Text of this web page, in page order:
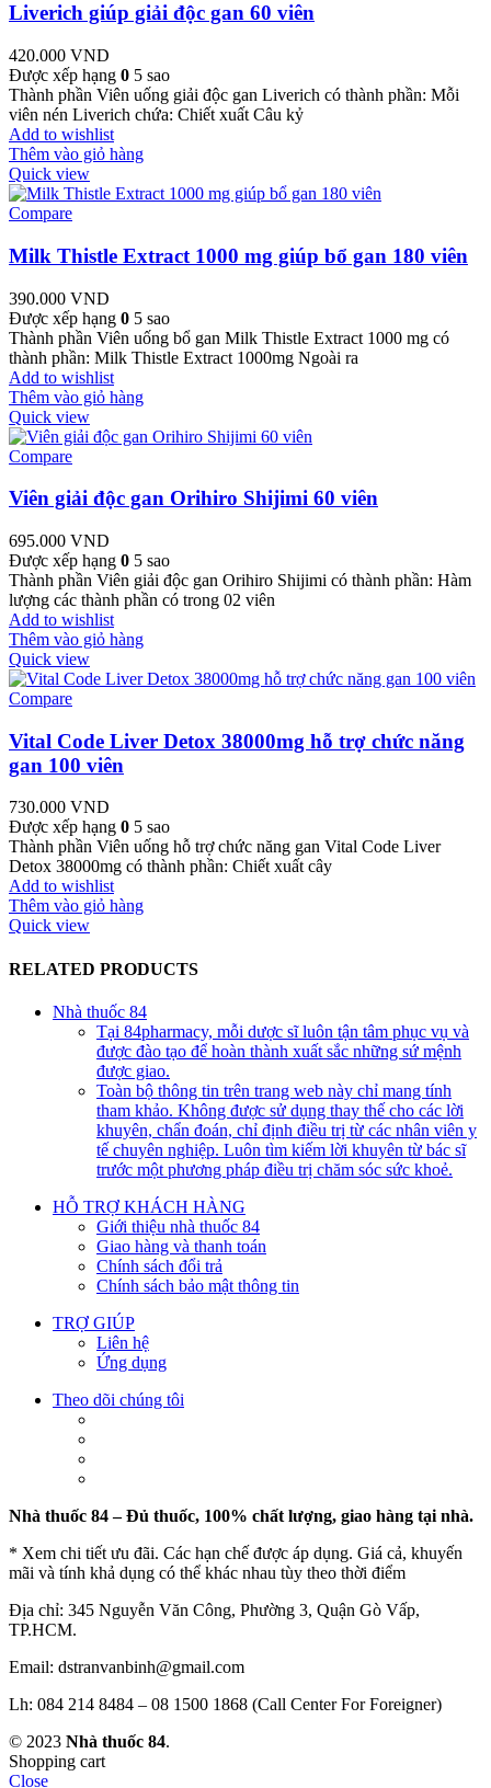
Liverich giúp giải độc gan 60 viên
420.000 VND
Được xếp hạng 0 5 sao
Thành phần Viên uống giải độc gan Liverich có thành phần: Mỗi
viên nén Liverich chứa: Chiết xuất Câu kỷ
Add to wishlist
Thêm vào giỏ hàng
Quick view
Compare
Milk Thistle Extract 1000 mg giúp bổ gan 180 viên
390.000 VND
Được xếp hạng 0 5 sao
Thành phần Viên uống bổ gan Milk Thistle Extract 1000 mg có
thành phần: Milk Thistle Extract 1000mg Ngoài ra
Add to wishlist
Thêm vào giỏ hàng
Quick view
Compare
Viên giải độc gan Orihiro Shijimi 60 viên
695.000 VND
Được xếp hạng 0 5 sao
Thành phần Viên giải độc gan Orihiro Shijimi có thành phần: Hàm
lượng các thành phần có trong 02 viên
Add to wishlist
Thêm vào giỏ hàng
Quick view
Compare
Vital Code Liver Detox 38000mg hỗ trợ chức năng
gan 100 viên
730.000 VND
Được xếp hạng 0 5 sao
Thành phần Viên uống hỗ trợ chức năng gan Vital Code Liver
Detox 38000mg có thành phần: Chiết xuất cây
Add to wishlist
Thêm vào giỏ hàng
Quick view
RELATED PRODUCTS
Nhà thuốc 84
Tại 84pharmacy, mỗi dược sĩ luôn tận tâm phục vụ và
được đào tạo để hoàn thành xuất sắc những sứ mệnh
được giao.
Toàn bộ thông tin trên trang web này chỉ mang tính
tham khảo. Không được sử dụng thay thế cho các lời
khuyên, chẩn đoán, chỉ định điều trị từ các nhân viên y
tế chuyên nghiệp. Luôn tìm kiếm lời khuyên từ bác sĩ
trước một phương pháp điều trị chăm sóc sức khoẻ.
HỖ TRỢ KHÁCH HÀNG
Giới thiệu nhà thuốc 84
Giao hàng và thanh toán
Chính sách đổi trả
Chính sách bảo mật thông tin
TRỢ GIÚP
Liên hệ
Ứng dụng
Theo dõi chúng tôi
Nhà thuốc 84 – Đủ thuốc, 100% chất lượng, giao hàng tại nhà.
* Xem chi tiết ưu đãi. Các hạn chế được áp dụng. Giá cả, khuyến
mãi và tính khả dụng có thể khác nhau tùy theo thời điểm
Địa chỉ: 345 Nguyễn Văn Công, Phường 3, Quận Gò Vấp,
TP.HCM.
Email: dstranvanbinh@gmail.com
Lh: 084 214 8484 – 08 1500 1868 (Call Center For Foreigner)
© 2023 Nhà thuốc 84.
Shopping cart
Close